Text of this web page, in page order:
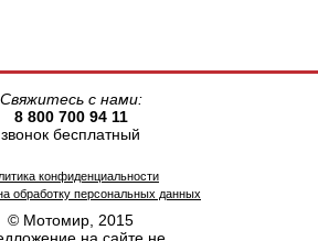
© Мотомир, 2015
конфиденциальности
обработку персональных данных
Свяжитесь с нами:
8 800 700 94 11
звонок бесплатный